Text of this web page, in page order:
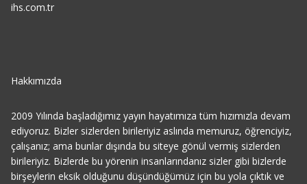
ihs.com.tr
Hakkımızda
2009 Yılında başladığımız yayın hayatımıza tüm hızımızla devam
ediyoruz. Bizler sizlerden birileriyiz aslında memuruz, öğrenciyiz,
çalışanız; ama bunlar dışında bu siteye gönül vermiş sizlerden
birileriyiz. Bizlerde bu yörenin insanlarındanız sizler gibi bizlerde
birşeylerin eksik olduğunu düşündüğümüz için bu yola çıktık ve